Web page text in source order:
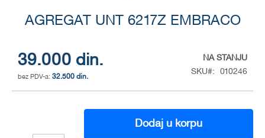
AGREGAT UNT 6217Z EMBRACO
39.000 din.
32.500 din.
NA STANJU
SKU
010246
Dodaj u korpu
to
of
the
images
gallery